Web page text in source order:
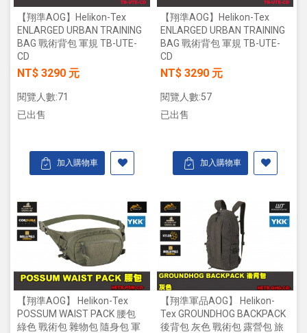
【翔準AOG】Helikon-Tex
ENLARGED URBAN TRAINING
BAG 戰術背包 軍規 TB-UTE-
CD
NT$ 3290 元
閱覽人數:71
已出售
加入購物車
【翔準AOG】Helikon-Tex
ENLARGED URBAN TRAINING
BAG 戰術背包 軍規 TB-UTE-
CD
NT$ 3290 元
閱覽人數:57
已出售
加入購物車
【翔準AOG】 Helikon-Tex
POSSUM WAIST PACK 腰包
綠色 戰術包 雜物包 隨身包 軍
【翔準軍品AOG】 Helikon-
Tex GROUNDHOG BACKPACK
後背包 灰色 戰術包 露營包 旅